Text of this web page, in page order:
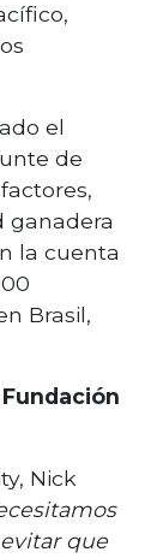
el
de
ganadera
la cuenta
Brasil,
Fundación
Nick
que